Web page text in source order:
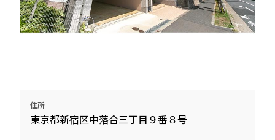
住所
東京都新宿区中落合三丁目９番８号